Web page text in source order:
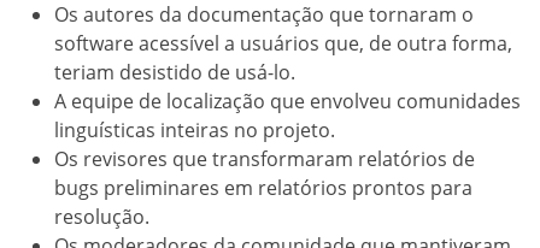
Os autores da documentação que tornaram o
software acessível a usuários que, de outra forma,
teriam desistido de usá-lo.
A equipe de localização que envolveu comunidades
linguísticas inteiras no projeto.
Os revisores que transformaram relatórios de
bugs preliminares em relatórios prontos para
resolução.